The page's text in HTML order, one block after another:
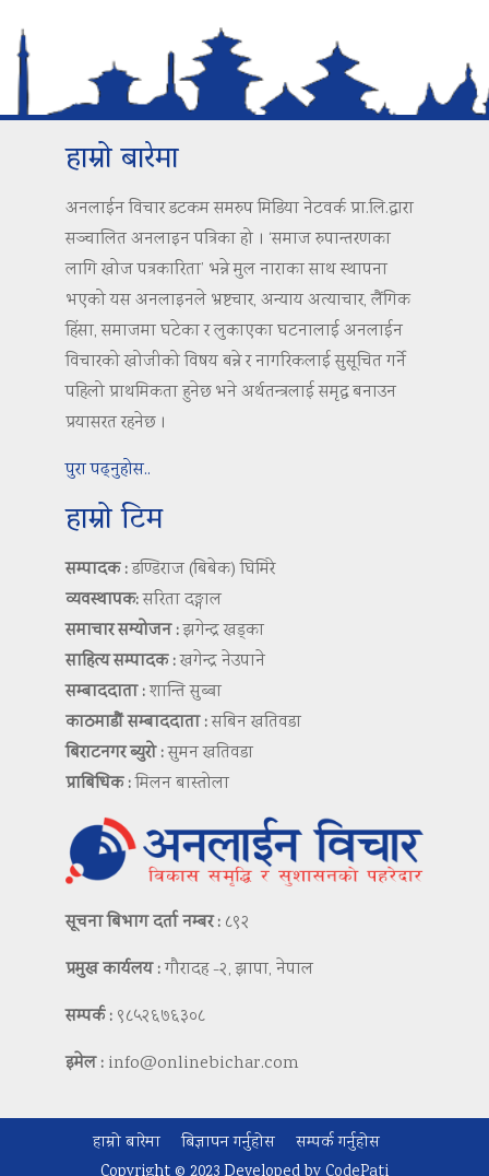
हाम्रो बारेमा
अनलाईन विचार डटकम समरुप मिडिया नेटवर्क प्रा.लि.द्वारा
सञ्चालित अनलाइन पत्रिका हो । ‘समाज रुपान्तरणका
लागि खोज पत्रकारिता’ भन्ने मुल नाराका साथ स्थापना
भएको यस अनलाइनले भ्रष्टचार, अन्याय अत्याचार, लैंगिक
हिंसा, समाजमा घटेका र लुकाएका घटनालाई अनलाईन
विचारको खोजीको विषय बन्ने र नागरिकलाई सुसूचित गर्ने
पहिलो प्राथमिकता हुनेछ भने अर्थतन्त्रलाई समृद्ध बनाउन
प्रयासरत रहनेछ ।
पुरा पढ्नुहोस..
हाम्रो टिम
सम्पादक :डण्डिराज (बिबेक) घिमिरे
व्यवस्थापक:सरिता दङ्गाल
समाचार सम्योजन :झगेन्द्र खड्का
साहित्य सम्पादक :खगेन्द्र नेउपाने
सम्बाददाता :शान्ति सुब्बा
काठमाडौं सम्बाददाता :सबिन खतिवडा
बिराटनगर ब्युरो :सुमन खतिवडा
प्राबिधिक :मिलन बास्तोला
सूचना बिभाग दर्ता नम्बर : ८९२
प्रमुख कार्यलय :गौरादह -२, झापा, नेपाल
सम्पर्क : ९८५२६७६३०८
इमेल : info@onlinebichar.com
हाम्रो बारेमा बिज्ञापन गर्नुहोस
सम्पर्क गर्नुहोस